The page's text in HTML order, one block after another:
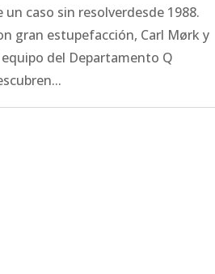
un caso sin resolverdesde 1988.
gran estupefacción, Carl Mørk y
equipo del Departamento Q